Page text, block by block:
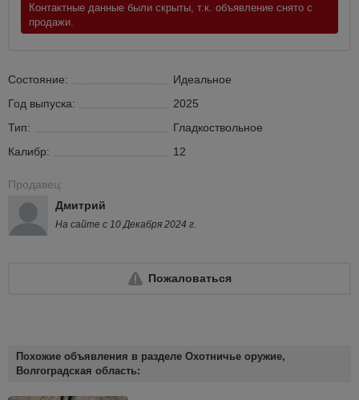
Контактные данные были скрыты, т.к. объявление снято с
продажи.
Состояние:
Идеальное
Год выпуска:
2025
Тип:
Гладкоствольное
Калибр:
12
Продавец:
Дмитрий
На сайте с 10 Декабря 2024 г.
Пожаловаться
Похожие объявления в разделе Охотничье оружие,
Волгоградская область: